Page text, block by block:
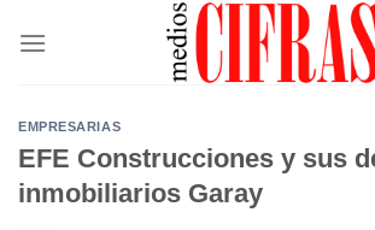
EMPRESARIAS
EFE Construcciones y sus
inmobiliarios Garay